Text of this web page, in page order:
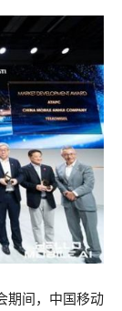
期间，中国移动